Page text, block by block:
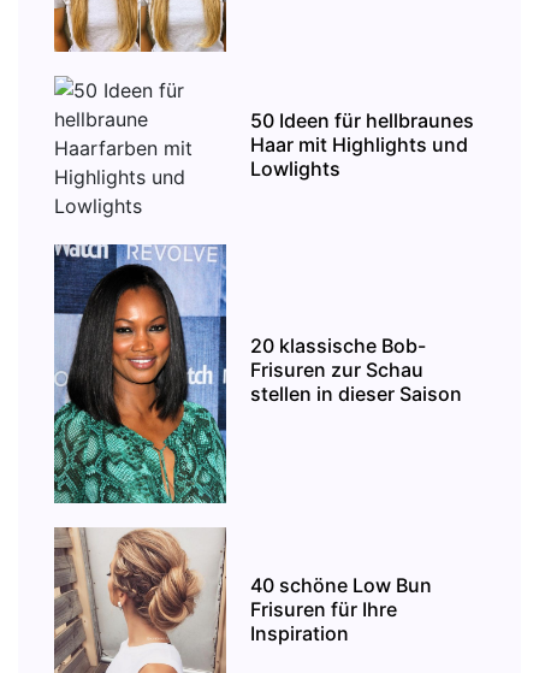
50 Ideen für hellbraunes
Haar mit Highlights und
Lowlights
20 klassische Bob-
Frisuren zur Schau
stellen in dieser Saison
40 schöne Low Bun
Frisuren für Ihre
Inspiration